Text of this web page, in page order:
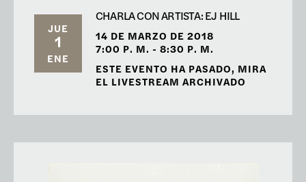
JUE
1
ENE
CHARLA CON ARTISTA: EJ HILL
14 DE MARZO DE 2018
7:00 P. M. - 8:30 P. M.
ESTE EVENTO HA PASADO, MIRA
EL LIVESTREAM ARCHIVADO